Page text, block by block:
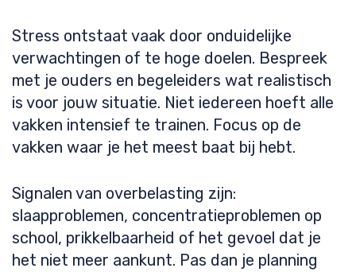
Stress ontstaat vaak door onduidelijke
verwachtingen of te hoge doelen. Bespreek
met je ouders en begeleiders wat realistisch
is voor jouw situatie. Niet iedereen hoeft alle
vakken intensief te trainen. Focus op de
vakken waar je het meest baat bij hebt.
Signalen van overbelasting zijn:
slaapproblemen, concentratieproblemen op
school, prikkelbaarheid of het gevoel dat je
het niet meer aankunt. Pas dan je planning